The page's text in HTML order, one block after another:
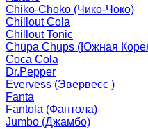
Chiko-Choko (Чико-Чоко)
Chillout Cola
Chillout Tonic
Chupa Chups (Южная
Coca Cola
Dr.Pepper
Evervess (Эвервесс )
Fanta
Fantola (Фантола)
Jumbo (Джамбо)